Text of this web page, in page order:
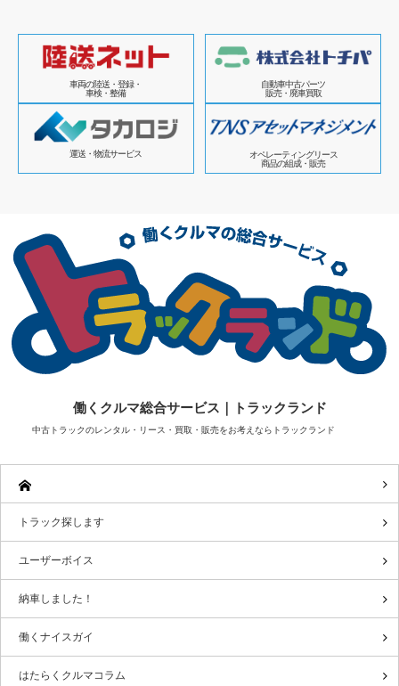
車両の陸送・登録・
車検・整備
自動車中古パーツ
販売・廃車買取
運送・物流サービス
オペレーティングリース
商品の組成・販売
働くクルマ総合サービス｜トラックランド
中古トラックのレンタル・リース・買取・販売をお考えならトラックランド
トラック探します
ユーザーボイス
納車しました！
働くナイスガイ
はたらくクルマコラム